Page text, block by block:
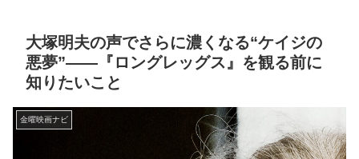
大塚明夫の声でさらに濃くなる“ケイジの
悪夢”——『ロングレッグス』を観る前に
知りたいこと
金曜映画ナビ